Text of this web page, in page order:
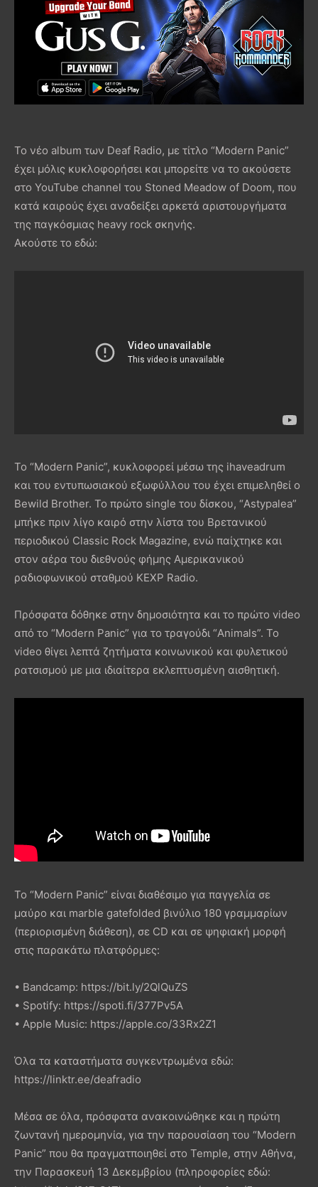
Το νέο album των Deaf Radio, με τίτλο “Modern Panic”
έχει μόλις κυκλοφορήσει και μπορείτε να το ακούσετε
στο YouTube channel του Stoned Meadow of Doom, που
κατά καιρούς έχει αναδείξει αρκετά αριστουργήματα
της παγκόσμιας heavy rock σκηνής.
Ακούστε το εδώ:
Το “Modern Panic”, κυκλοφορεί μέσω της ihaveadrum
και του εντυπωσιακού εξωφύλλου του έχει επιμεληθεί ο
Bewild Brother. Το πρώτο single του δίσκου, “Astypalea”
μπήκε πριν λίγο καιρό στην λίστα του Βρετανικού
περιοδικού Classic Rock Magazine, ενώ παίχτηκε και
στον αέρα του διεθνούς φήμης Αμερικανικού
ραδιοφωνικού σταθμού KEXP Radio.
Πρόσφατα δόθηκε στην δημοσιότητα και το πρώτο video
από το “Modern Panic” για το τραγούδι “Animals”. Το
video θίγει λεπτά ζητήματα κοινωνικού και φυλετικού
ρατσισμού με μια ιδιαίτερα εκλεπτυσμένη αισθητική.
Το “Modern Panic” είναι διαθέσιμο για παγγελία σε
μαύρο και marble gatefolded βινύλιο 180 γραμμαρίων
(περιορισμένη διάθεση), σε CD και σε ψηφιακή μορφή
στις παρακάτω πλατφόρμες:
• Bandcamp: https://bit.ly/2QlQuZS
• Spotify: https://spoti.fi/377Pv5A
• Apple Music: https://apple.co/33Rx2Z1
Όλα τα καταστήματα συγκεντρωμένα εδώ:
https://linktr.ee/deafradio
Μέσα σε όλα, πρόσφατα ανακοινώθηκε και η πρώτη
ζωντανή ημερομηνία, για την παρουσίαση του “Modern
Panic” που θα πραγματποιηθεί στο Temple, στην Αθήνα,
την Παρασκευή 13 Δεκεμβρίου (πληροφορίες εδώ: